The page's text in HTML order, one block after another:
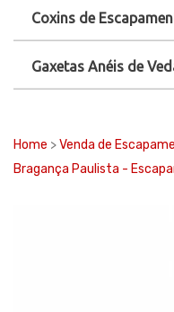
Coxins de
Gaxetas Anéis de
Home >Venda de
Bragança Paulista -